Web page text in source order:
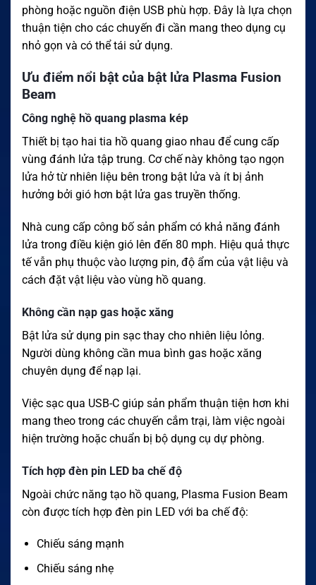
phòng hoặc nguồn điện USB phù hợp. Đây là lựa chọn
thuận tiện cho các chuyến đi cần mang theo dụng cụ
nhỏ gọn và có thể tái sử dụng.
Ưu điểm nổi bật của bật lửa Plasma Fusion
Beam
Công nghệ hồ quang plasma kép
Thiết bị tạo hai tia hồ quang giao nhau để cung cấp
vùng đánh lửa tập trung. Cơ chế này không tạo ngọn
lửa hở từ nhiên liệu bên trong bật lửa và ít bị ảnh
hưởng bởi gió hơn bật lửa gas truyền thống.
Nhà cung cấp công bố sản phẩm có khả năng đánh
lửa trong điều kiện gió lên đến 80 mph. Hiệu quả thực
tế vẫn phụ thuộc vào lượng pin, độ ẩm của vật liệu và
cách đặt vật liệu vào vùng hồ quang.
Không cần nạp gas hoặc xăng
Bật lửa sử dụng pin sạc thay cho nhiên liệu lỏng.
Người dùng không cần mua bình gas hoặc xăng
chuyên dụng để nạp lại.
Việc sạc qua USB-C giúp sản phẩm thuận tiện hơn khi
mang theo trong các chuyến cắm trại, làm việc ngoài
hiện trường hoặc chuẩn bị bộ dụng cụ dự phòng.
Tích hợp đèn pin LED ba chế độ
Ngoài chức năng tạo hồ quang, Plasma Fusion Beam
còn được tích hợp đèn pin LED với ba chế độ:
Chiếu sáng mạnh
Chiếu sáng nhẹ